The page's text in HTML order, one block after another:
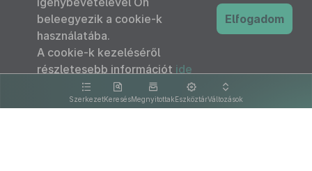
SzerkezetKeresésMegnyitottakEszköztárVáltozások
beleegyezik a cookie-k
használatába.
A cookie-k kezeléséről
részletesebb információt ide
kattintva olvashat.
Elfogadom